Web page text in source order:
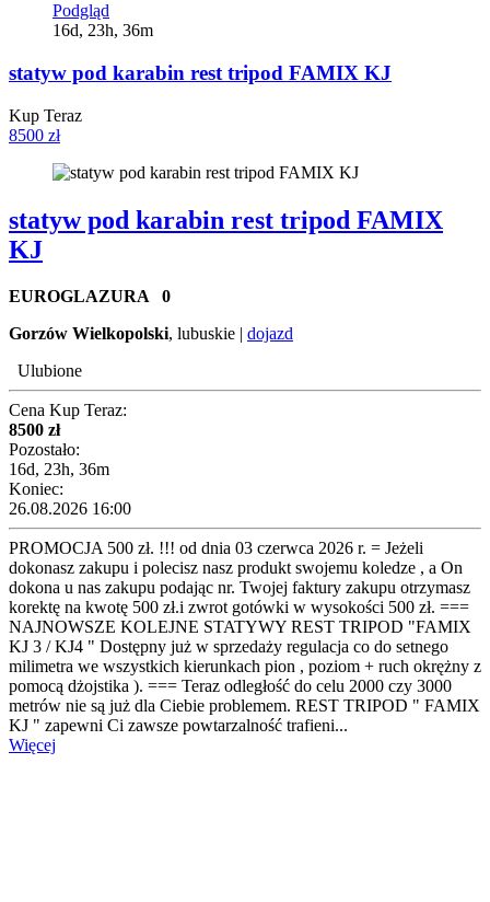
Podgląd
16d, 23h, 36m
statyw pod karabin rest tripod FAMIX KJ
Kup Teraz
8500 zł
statyw pod karabin rest tripod FAMIX
KJ
EUROGLAZURA 0
Gorzów Wielkopolski, lubuskie | dojazd
Ulubione
Cena Kup Teraz:
8500 zł
Pozostało:
16d, 23h, 36m
Koniec:
26.08.2026 16:00
PROMOCJA 500 zł. !!! od dnia 03 czerwca 2026 r. = Jeżeli
dokonasz zakupu i polecisz nasz produkt swojemu koledze , a On
dokona u nas zakupu podając nr. Twojej faktury zakupu otrzymasz
korektę na kwotę 500 zł.i zwrot gotówki w wysokości 500 zł. ===
NAJNOWSZE KOLEJNE STATYWY REST TRIPOD "FAMIX
KJ 3 / KJ4 " Dostępny już w sprzedaży regulacja co do setnego
milimetra we wszystkich kierunkach pion , poziom + ruch okrężny z
pomocą dżojstika ). === Teraz odległość do celu 2000 czy 3000
metrów nie są już dla Ciebie problemem. REST TRIPOD " FAMIX
KJ " zapewni Ci zawsze powtarzalność trafieni...
Więcej